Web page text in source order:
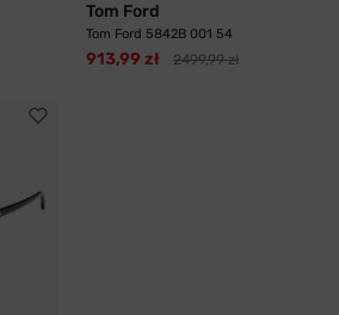
Tom Ford
Tom Ford 5842B 001 54
913,99 zł 2499,99 zł